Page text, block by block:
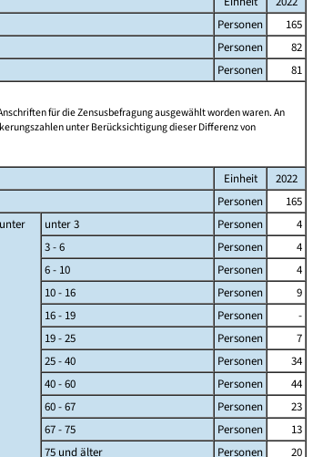
Personen
165
Personen
82
Personen
81
für die Zensusbefragung ausgewählt worden waren. An
unter Berücksichtigung dieser Differenz von
Einheit
2022
Personen
165
unter 3 Personen
4
3 - 6
Personen
4
6 - 10
Personen
4
10 - 16
Personen
9
16 - 19
Personen
-
19 - 25
Personen
7
25 - 40
Personen
34
40 - 60
Personen
44
60 - 67
Personen
23
67 - 75
Personen
13
75 und älter
Personen
20